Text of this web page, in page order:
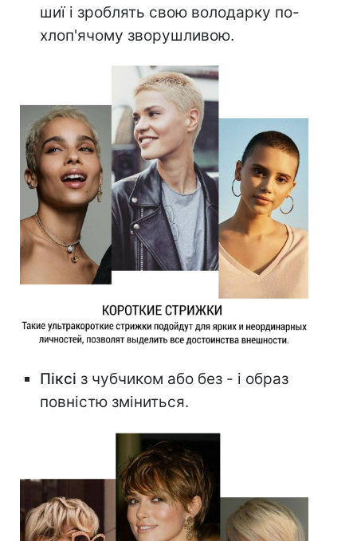
шиї і зроблять свою володарку по-
хлоп'ячому зворушливою.
Піксі з чубчиком або без - і образ
повністю зміниться.